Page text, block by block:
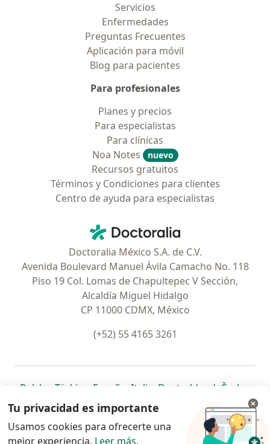
Servicios
Enfermedades
Preguntas Frecuentes
Aplicación para móvil
Blog para pacientes
Para profesionales
Planes y precios
Para especialistas
Para clínicas
Noa Notes
nuevo
Recursos gratuitos
Términos y Condiciones para clientes
Centro de ayuda para especialistas
Doctoralia - Página de inicio
Doctoralia México S.A. de C.V.
Avenida Boulevard Manuel Ávila Camacho No. 118
Piso 19 Col. Lomas de Chapultepec V Sección,
Alcaldía Miguel Hidalgo
CP 11000 CDMX, México
(+52) 55 4165 3261
Polska se abre en una nueva pestaña
Türkiye se abre en una nueva pestaña
España se abre en una nueva pestaña
Italia se abre en una nueva
Deutschlandse abre en
Česko
Portugal
se abre en una nueva pestaña
México se abre en una nueva pestaña
Chile se abre en una nueva pestaña
Brasil se abre en una nueva
se abre en
se
se abre en una nueva
www.doctoralia.com.mx © 2026 - Encuentra tu
Tu privacidad es importante
Usamos cookies para ofrecerte una
mejor experiencia. Leer más.